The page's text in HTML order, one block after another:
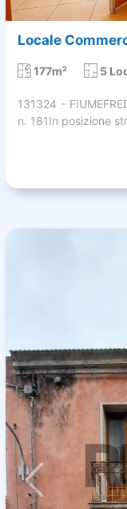
Locale
177m² 5
131324 -
n. 181In posizione